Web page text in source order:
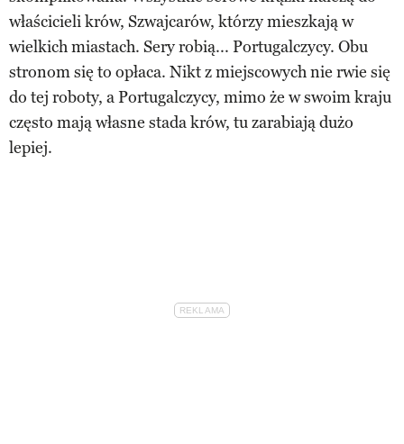
właścicieli krów, Szwajcarów, którzy mieszkają w
wielkich miastach. Sery robią... Portugalczycy. Obu
stronom się to opłaca. Nikt z miejscowych nie rwie się
do tej roboty, a Portugalczycy, mimo że w swoim kraju
często mają własne stada krów, tu zarabiają dużo
lepiej.